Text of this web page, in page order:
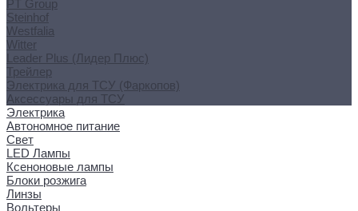
PT Group
Steinhof
Westfalia
Witter
Leader Plus (Лидер Плюс)
Трейлер
Электрика для ТСУ (Фаркопов)
Аксессуары для ТСУ
Электрика
Автономное питание
Свет
LED Лампы
Ксеноновые лампы
Блоки розжига
Линзы
Вольтеры